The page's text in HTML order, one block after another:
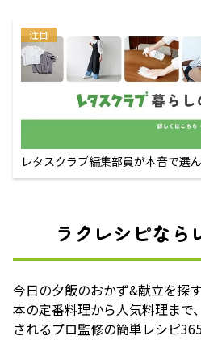
注目
レタスクラブ編集部員が本音で選
ラクレシピなら
今日の夕飯のおかず&献立を探
本の定番料理から人気料理まで
されるプロ監修の簡単レシピ